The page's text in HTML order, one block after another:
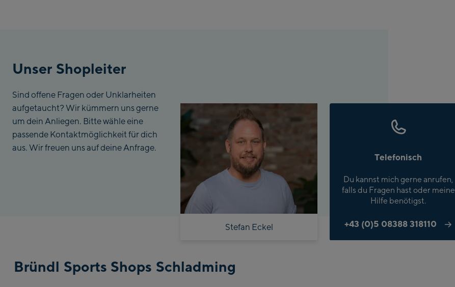
Unser Shopleiter
Sind offene Fragen oder Unklarheiten
aufgetaucht? Wir kümmern uns gerne
um dein Anliegen. Bitte wähle eine
passende Kontaktmöglichkeit für dich
aus. Wir freuen uns auf deine Anfrage.
Stefan Eckel
Telefonisch
Du kannst mich gerne anrufen,
falls du Fragen hast oder meine
Hilfe benötigst.
+43 (0)5 08388 318110
Bründl Sports Shops Schladming